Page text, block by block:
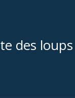
des